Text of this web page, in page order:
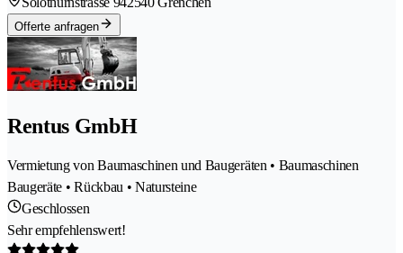
Offerte anfragen
Rentus GmbH
Vermietung von Baumaschinen und Baugeräten • Baumaschinen
Baugeräte • Rückbau • Natursteine
Geschlossen
Sehr empfehlenswert!